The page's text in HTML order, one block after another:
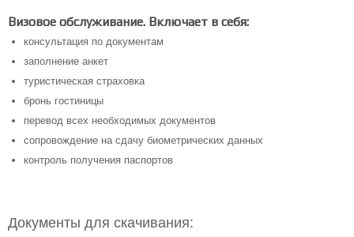
Визовое обслуживание. Включает в себя:
консультация по документам
заполнение анкет
туристическая страховка
бронь гостиницы
перевод всех необходимых документов
сопровождение на сдачу биометрических данных
контроль получения паспортов
Документы для скачивания: